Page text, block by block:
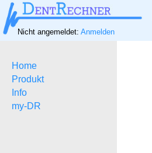
Nicht angemeldet: Anmelden
Home
Produkt
Info
my-DR